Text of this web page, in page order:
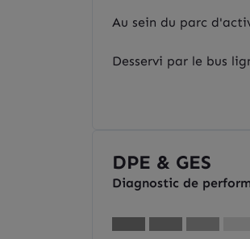
Au sein du parc
Desservi par le bus
DPE & GES
Diagnostic de